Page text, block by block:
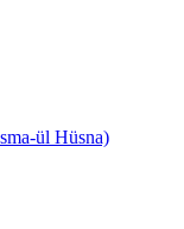
ül Hüsna)